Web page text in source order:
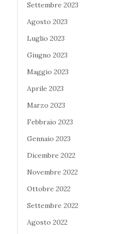
Settembre 2023
Agosto 2023
Luglio 2023
Giugno 2023
Maggio 2023
Aprile 2023
Marzo 2023
Febbraio 2023
Gennaio 2023
Dicembre 2022
Novembre 2022
Ottobre 2022
Settembre 2022
Agosto 2022